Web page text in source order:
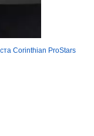
Corinthian ProStars